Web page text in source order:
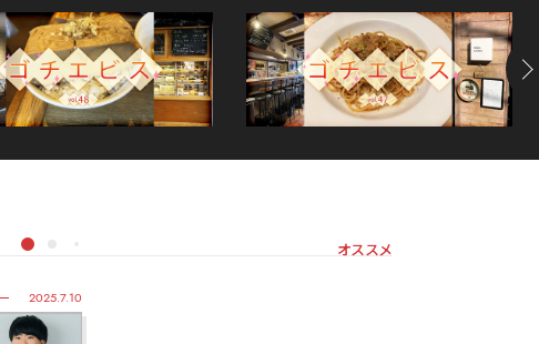
オススメ
2025.7.10